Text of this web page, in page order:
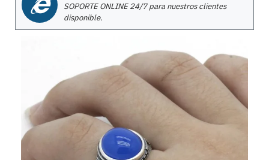
SOPORTE ONLINE 24/7 para nuestros clientes
disponible.